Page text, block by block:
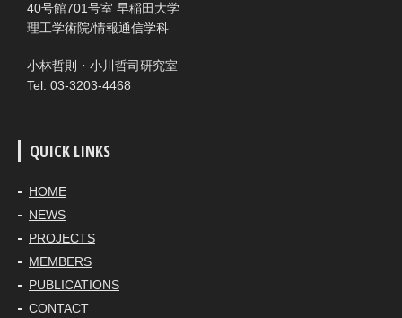
40号館701号室 早稲田大学
理工学術院/情報通信学科
小林哲則・小川哲司研究室
Tel: 03-3203-4468
QUICK LINKS
HOME
NEWS
PROJECTS
MEMBERS
PUBLICATIONS
CONTACT